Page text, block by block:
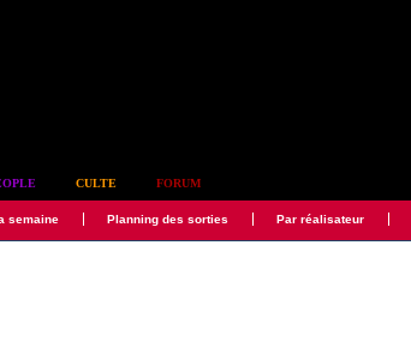
CULTE FORUM
semaine Planning des sorties Par réalisateur